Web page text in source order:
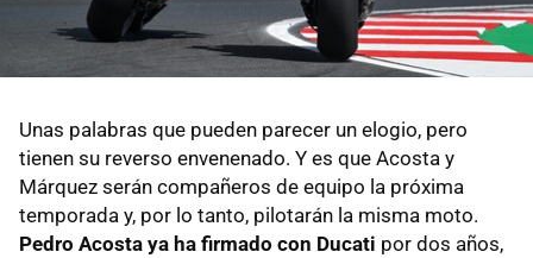
Unas palabras que pueden parecer un elogio, pero
tienen su reverso envenenado. Y es que Acosta y
Márquez serán compañeros de equipo la próxima
temporada y, por lo tanto, pilotarán la misma moto.
Pedro Acosta ya ha firmado con Ducati por dos años,